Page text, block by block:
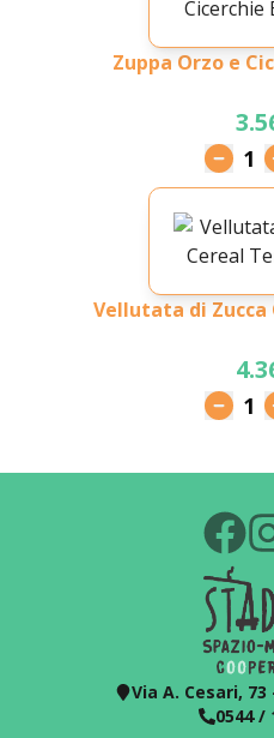
Zuppa Orzo e
1
Vellutata di Zucca
1
Via A. Cesari, 73
0544 /